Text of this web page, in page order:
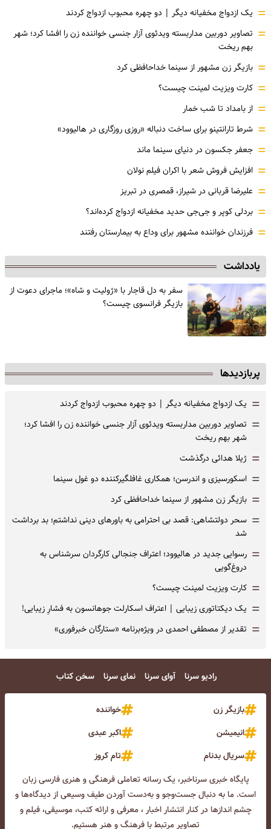
= یک ازدواج مخفیانه دیگر | دو چهره محبوب ازدواج کردند
= تصاویر دوربین مداربسته ویدئوی آزار جنسی خواننده زن را افشا کرد؛ شهر
بهم ریخت
= بازیگر زن مشهور از سینما خداحافظی کرد
= کارت ویزیت لمینت چیست؟
= از بامداد تا شب خمار
= شرط تارانتینو برای ساخت دنباله «روزی روزگاری در هالیوود»
= جعفر جکسون در دنیای سینما ماند
= افزایش فروش شعر با اکران فیلم نولان
= علیرضا قربانی در شیراز، قمصری در تبریز
= بردلی کوپر و جی‌جی حدید مخفیانه ازدواج کرده‌اند؟
= فرزندان خواننده مشهور برای وداع به بیمارستان رفتند
یادداشت
سفر به دل قاجار با «ژولیت و شاه»؛ ماجرای دعوت از
‌بازیگر فرانسوی چیست؟
پربازدیدها
= یک ازدواج مخفیانه دیگر | دو چهره محبوب ازدواج کردند
= تصاویر دوربین مداربسته ویدئوی آزار جنسی خواننده زن را افشا کرد؛
شهر بهم ریخت
= ژیلا هدائی درگذشت
= اسکورسیزی و اندرسن؛ همکاری غافلگیرکننده دو غول سینما
= بازیگر زن مشهور از سینما خداحافظی کرد
= سحر دولتشاهی: قصد بی احترامی به باورهای دینی نداشتم؛ بد برداشت
شد
= رسوایی جدید در هالیوود؛ اعتراف جنجالی کارگردان سرشناس به
دروغ‌گویی
= کارت ویزیت لمینت چیست؟
= یک دیکتاتوری زیبایی | اعتراف اسکارلت جوهانسون به فشارِ زیبایی!
= تقدیر از مصطفی احمدی در ویژه‌برنامه «ستارگان خبرفوری»
رادیو سرنا آوای سرنا نمای سرنا سخن کتاب
بازیگر زن
خواننده
انیمیشن
اکبر عبدی
سریال بدنام
تام کروز
پایگاه خبری سرناخبر، یک رسانه تعاملی فرهنگی و هنری فارسی زبان
است. ما به دنبال جست‌و‌جو و به‌دست آوردن طیف وسیعی از دیدگاه‌ها و
چشم انداز‌ها در کنار انتشار اخبار ، معرفی و ارائه کتب، موسیقی، فیلم و
تصاویر مرتبط با فرهنگ و هنر هستیم.